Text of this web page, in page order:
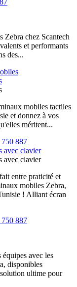
Zebra chez Scantech
et performants
des...
mobiles tactiles
et donnez à vos
méritent...
887
avec clavier
avec clavier
entre praticité et
mobiles Zebra,
! Alliant écran
887
avec les
disponibles
ultime pour